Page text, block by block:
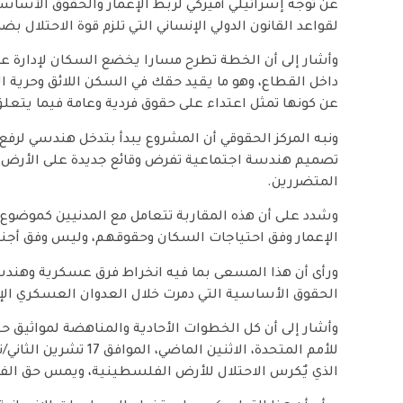
عن توجه إسرائيلي أميركي لربط الإعمار والحقوق
لقواعد القانون الدولي الإنساني التي تلزم قوة
وأشار إلى أن الخطة تطرح مسارا يخضع السكان
داخل القطاع، وهو ما يقيد حقك في السكن اللائق
عن كونها تمثل اعتداء على حقوق فردية وعامة فيما
ونبه المركز الحقوقي أن المشروع يبدأ بتدخل هندسي
تصميم هندسة اجتماعية تفرض وقائع جديدة على
المتضررين.
وشدد على أن هذه المقاربة تتعامل مع المدنيين كموضوع
الإعمار وفق احتياجات السكان وحقوقهم، وليس وفق
ورأى أن هذا المسعى بما فيه انخراط فرق عسكرية
الحقوق الأساسية التي دمرت خلال العدوان العسكري
وأشار إلى أن كل الخطوات الأحادية والمناهضة
الذي يٌكرس الاحتلال للأرض الفلسطينية، ويمس حق